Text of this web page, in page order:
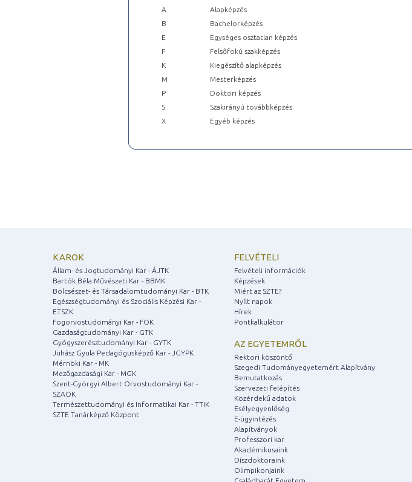
A
Alapképzés
B
Bachelorképzés
E
Egységes osztatlan képzés
F
Felsőfokú szakképzés
K
Kiegészítő alapképzés
M
Mesterképzés
P
Doktori képzés
S
Szakirányú továbbképzés
X
Egyéb képzés
KAROK
Állam- és Jogtudományi Kar - ÁJTK
Bartók Béla Művészeti Kar - BBMK
Bölcsészet- és Társadalomtudományi Kar - BTK
Egészségtudományi és Szociális Képzési Kar -
ETSZK
Fogorvostudományi Kar - FOK
Gazdaságtudományi Kar - GTK
Gyógyszerésztudományi Kar - GYTK
Juhász Gyula Pedagógusképző Kar - JGYPK
Mérnöki Kar - MK
Mezőgazdasági Kar - MGK
Szent-Györgyi Albert Orvostudományi Kar -
SZAOK
Természettudományi és Informatikai Kar - TTIK
SZTE Tanárképző Központ
FELVÉTELI
Felvételi információk
Képzések
Miért az SZTE?
Nyílt napok
Hírek
Pontkalkulátor
AZ EGYETEMRŐL
Rektori köszöntő
Szegedi Tudományegyetemért Alapítvány
Bemutatkozás
Szervezeti felépítés
Közérdekű adatok
Esélyegyenlőség
E-ügyintézés
Alapítványok
Professzori kar
Akadémikusaink
Díszdoktoraink
Olimpikonjaink
Családbarát Egyetem